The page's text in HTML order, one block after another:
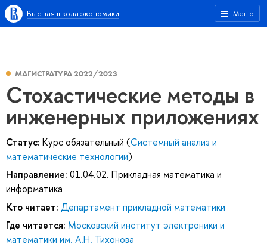
Меню
Высшая школа экономики
МАГИСТРАТУРА 2022/2023
Стохастические методы в
инженерных приложениях
Статус: Курс обязательный (Системный анализ и
математические технологии)
Направление: 01.04.02. Прикладная математика и
информатика
Кто читает: Департамент прикладной математики
Где читается: Московский институт электроники и
математики им. А.Н. Тихонова